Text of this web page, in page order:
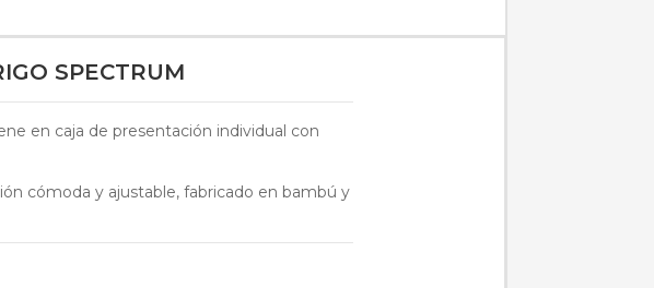
SPECTRUM
en caja de presentación individual con
cómoda y ajustable, fabricado en bambú y